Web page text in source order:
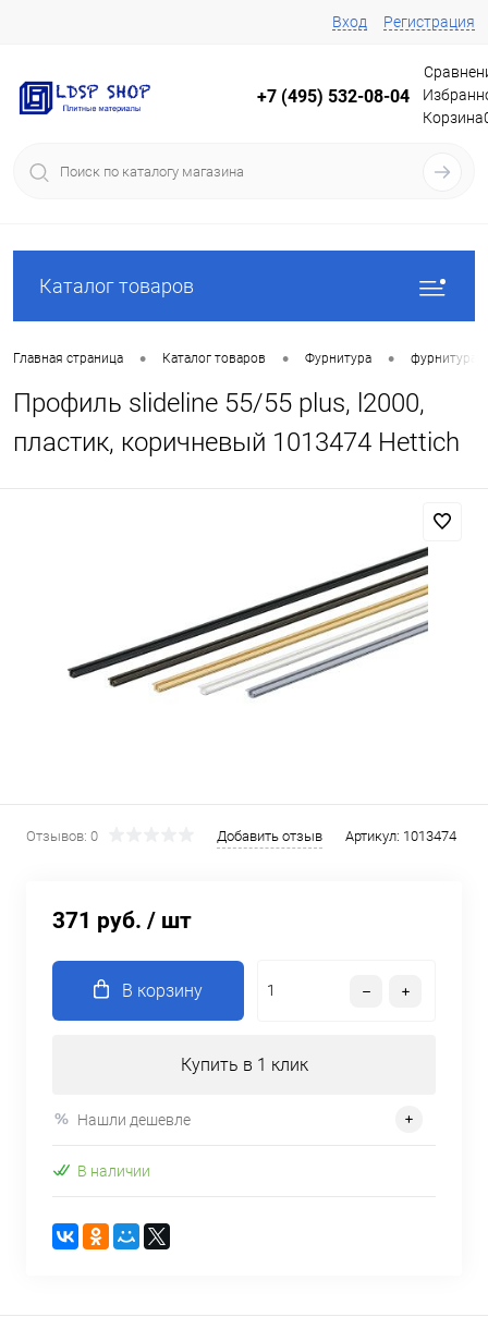
Вход Регистрация
+7 (495) 532-08-04
Корзина
Каталог товаров
Главная страница • Каталог товаров • Фурнитура • фурнитура
Профиль slideline 55/55 plus, l2000,
пластик, коричневый 1013474 Hettich
Отзывов: 0 Добавить отзыв Артикул: 1013474
371 руб. / шт
В корзину
Купить в 1 клик
Нашли дешевле
В наличии